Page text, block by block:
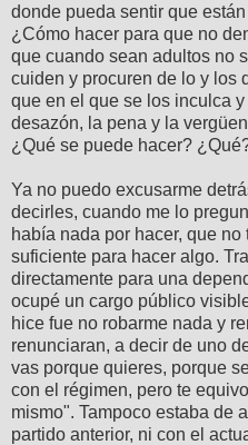
donde pueda sentir que
¿Cómo hacer para que no
que cuando sean adultos no
cuiden y procuren de lo y los
que en el que se los inculca
desazón, la pena y la
¿Qué se puede hacer?
Ya no puedo excusarme
decirles, cuando me lo
había nada por hacer, que
suficiente para hacer algo.
directamente para una
ocupé un cargo público
hice fue no robarme nada y
renunciaran, a decir de uno
vas porque quieres, porque
con el régimen, pero te
mismo". Tampoco estaba de
partido anterior, ni con el